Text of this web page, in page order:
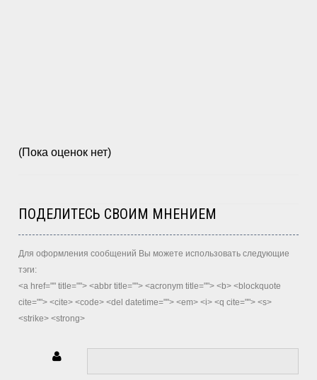
(Пока оценок нет)
ПОДЕЛИТЕСЬ СВОИМ МНЕНИЕМ
Для оформления сообщений Вы можете использовать следующие
тэги:
<a href="" title=""> <abbr title=""> <acronym title=""> <b> <blockquote
cite=""> <cite> <code> <del datetime=""> <em> <i> <q cite=""> <s>
<strike> <strong>